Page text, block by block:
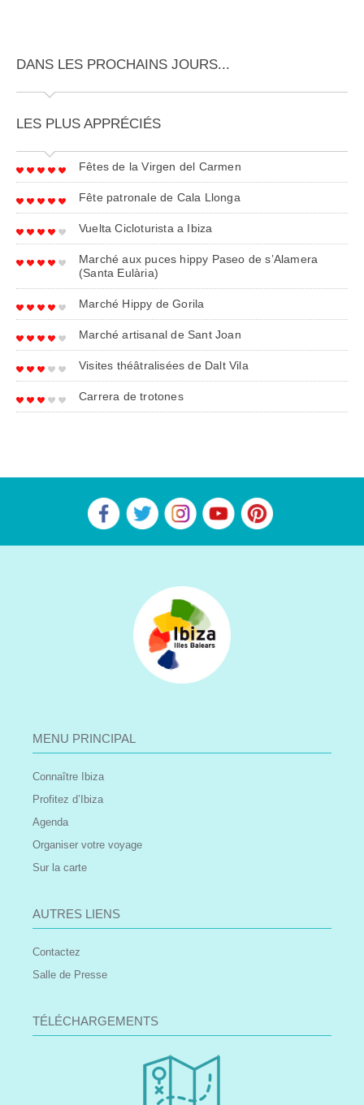
DANS LES PROCHAINS JOURS...
LES PLUS APPRÉCIÉS
Fêtes de la Virgen del Carmen
Fête patronale de Cala Llonga
Vuelta Cicloturista a Ibiza
Marché aux puces hippy Paseo de s’Alamera
(Santa Eulària)
Marché Hippy de Gorila
Marché artisanal de Sant Joan
Visites théâtralisées de Dalt Vila
Carrera de trotones
MENU PRINCIPAL
Connaître Ibiza
Profitez d’Ibiza
Agenda
Organiser votre voyage
Sur la carte
AUTRES LIENS
Contactez
Salle de Presse
TÉLÉCHARGEMENTS